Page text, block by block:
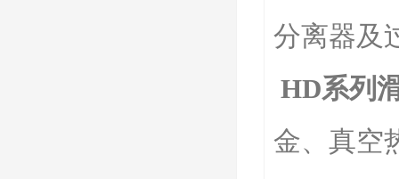
分离器及
HD系列
金、真空